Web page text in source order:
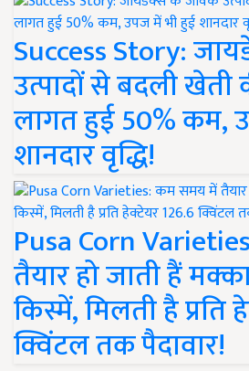
Success Story:
उत्पादों से बदली खेती
लागत हुई 50% कम,
शानदार वृद्धि!
Pusa Corn
तैयार हो जाती हैं
किस्में, मिलती है प्रति
क्विंटल तक पैदावार!